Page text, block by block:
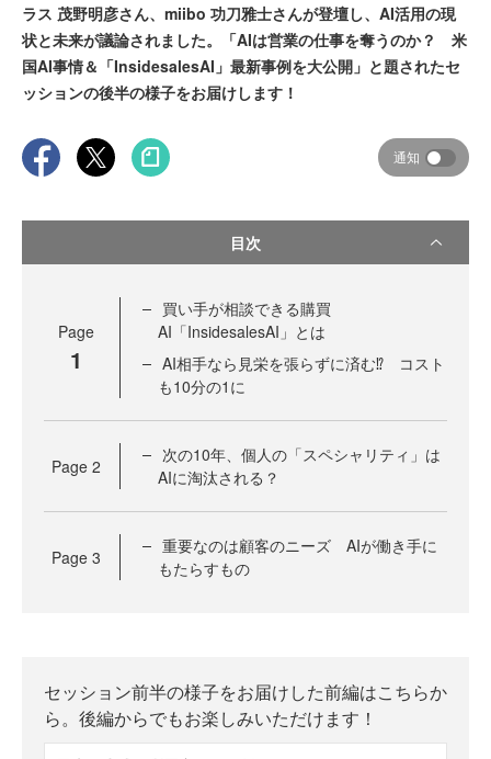
ラス 茂野明彦さん、miibo 功刀雅士さんが登壇し、AI活用の現
状と未来が議論されました。「AIは営業の仕事を奪うのか？ 米
国AI事情＆「InsidesalesAI」最新事例を大公開」と題されたセ
ッションの後半の様子をお届けします！
通知
目次
Page
1
買い手が相談できる購買
AI「InsidesalesAI」とは
AI相手なら見栄を張らずに済む⁉ コスト
も10分の1に
Page 2
次の10年、個人の「スペシャリティ」は
AIに淘汰される？
Page 3
重要なのは顧客のニーズ AIが働き手に
もたらすもの
セッション前半の様子をお届けした前編はこちらか
ら。後編からでもお楽しみいただけます！